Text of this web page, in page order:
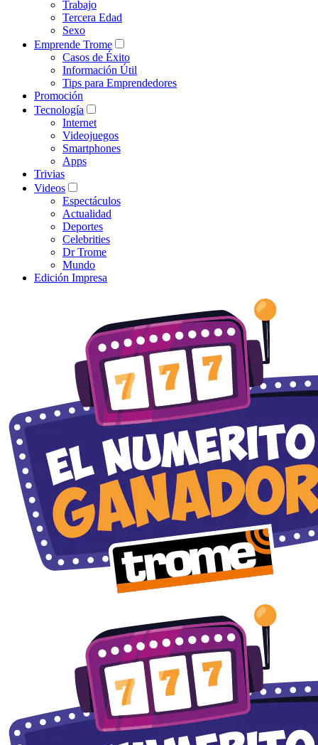
Trabajo
Tercera Edad
Sexo
Emprende Trome
Casos de Éxito
Información Útil
Tips para Emprendedores
Promoción
Tecnología
Internet
Videojuegos
Smartphones
Apps
Trivias
Videos
Espectáculos
Actualidad
Deportes
Celebrities
Dr Trome
Mundo
Edición Impresa